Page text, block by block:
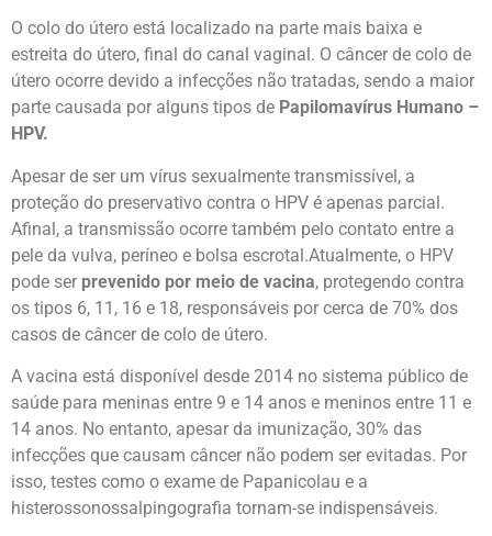
O colo do útero está localizado na parte mais baixa e
estreita do útero, final do canal vaginal. O câncer de colo de
útero ocorre devido a infecções não tratadas, sendo a maior
parte causada por alguns tipos de Papilomavírus Humano –
HPV.
Apesar de ser um vírus sexualmente transmissível, a
proteção do preservativo contra o HPV é apenas parcial.
Afinal, a transmissão ocorre também pelo contato entre a
pele da vulva, períneo e bolsa escrotal.Atualmente, o HPV
pode ser prevenido por meio de vacina, protegendo contra
os tipos 6, 11, 16 e 18, responsáveis por cerca de 70% dos
casos de câncer de colo de útero.
A vacina está disponível desde 2014 no sistema público de
saúde para meninas entre 9 e 14 anos e meninos entre 11 e
14 anos. No entanto, apesar da imunização, 30% das
infecções que causam câncer não podem ser evitadas. Por
isso, testes como o exame de Papanicolau e a
histerossonossalpingografia tornam-se indispensáveis.